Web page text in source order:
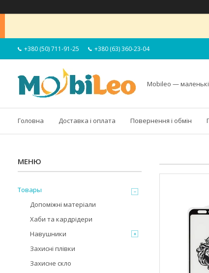
+380 (50) 711-91-25 +380 (63) 360-23-04
Mobileo —
Головна Доставка і оплата Повернення і обмін
Товары
Допоміжні матеріали
Хаби та кардрідери
Навушники
Захисні плівки
Захисне скло